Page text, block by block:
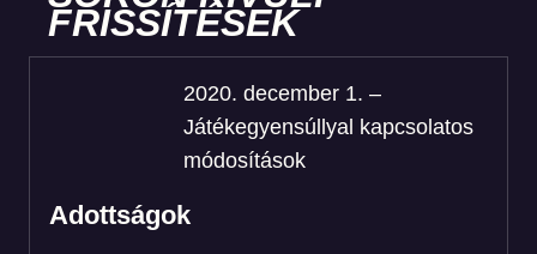
FRISSÍTÉSEK
2020. december 1. –
Játékegyensúllyal kapcsolatos
módosítások
Adottságok